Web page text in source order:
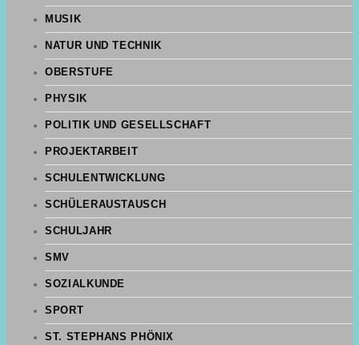
MUSIK
NATUR UND TECHNIK
OBERSTUFE
PHYSIK
POLITIK UND GESELLSCHAFT
PROJEKTARBEIT
SCHULENTWICKLUNG
SCHÜLERAUSTAUSCH
SCHULJAHR
SMV
SOZIALKUNDE
SPORT
ST. STEPHANS PHÖNIX